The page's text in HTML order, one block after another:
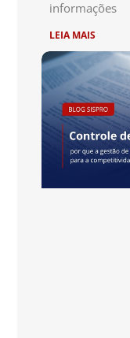
informações
LEIA MAIS